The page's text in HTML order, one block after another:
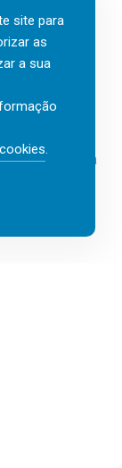
mais
2026
de
(IA), acaba
site para
as
a sua
.